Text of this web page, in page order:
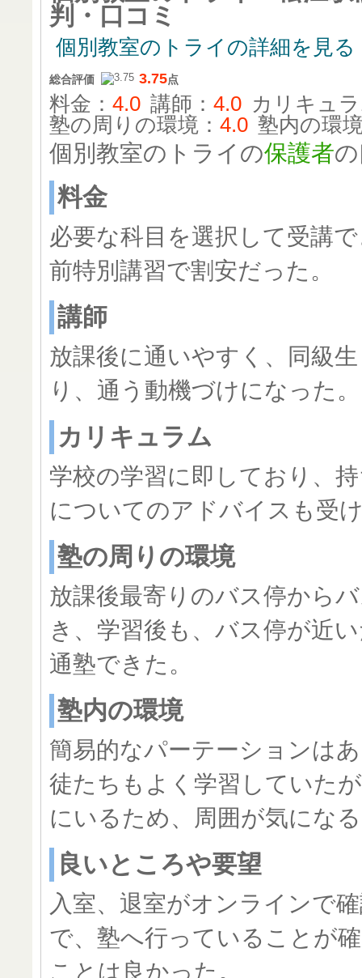
判・口コミ
個別教室のトライの詳細を見る
総合評価 3.75点
料金： 4.0 講師： 4.0 カリキュ
塾の周りの環境： 4.0 塾内の環
個別教室のトライの保護者
料金
必要な科目を選択して受講
前特別講習で割安だった。
講師
放課後に通いやすく、同級
り、通う動機づけになった。
カリキュラム
学校の学習に即しており、
についてのアドバイスも受
塾の周りの環境
放課後最寄りのバス停から
き、学習後も、バス停が近
通塾できた。
塾内の環境
簡易的なパーテーションは
徒たちもよく学習していた
にいるため、周囲が気にな
良いところや要望
入室、退室がオンラインで
で、塾へ行っていることが
ことは良かった。